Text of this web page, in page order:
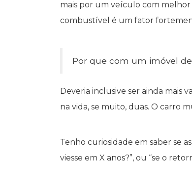
mais por um veículo com melhor
combustível é um fator
Por que com um imóvel
Deveria inclusive ser ainda mais
na vida, se muito, duas. O carro
Tenho curiosidade em saber se
viesse em X anos?”, ou “se o